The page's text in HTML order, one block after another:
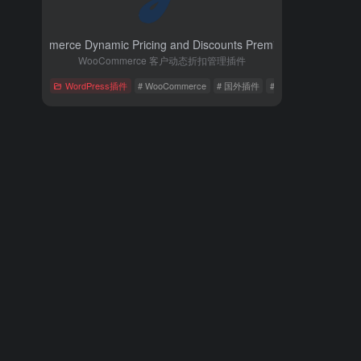
Dynamic Pricing and Discounts Premium 插件
WooCommerce 客户动态折扣管理插件
WordPress插件 # WooCommerce # 国外插件 # 扩展插件